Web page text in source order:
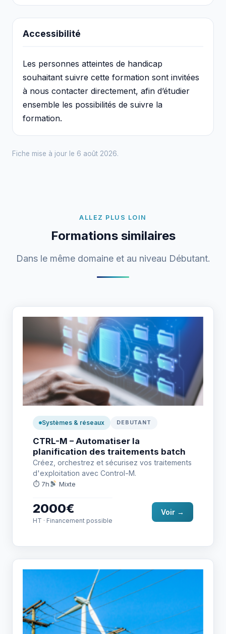
Accessibilité
Les personnes atteintes de handicap
souhaitant suivre cette formation sont invitées
à nous contacter directement, afin d’étudier
ensemble les possibilités de suivre la
formation.
Fiche mise à jour le 6 août 2026.
ALLEZ PLUS LOIN
Formations similaires
Dans le même domaine et au niveau Débutant.
Systèmes & réseaux DEBUTANT
CTRL-M – Automatiser la
planification des traitements batch
Créez, orchestrez et sécurisez vos traitements
d'exploitation avec Control-M.
⏱ 7h Mixte
2000€
HT · Financement possible
Voir →